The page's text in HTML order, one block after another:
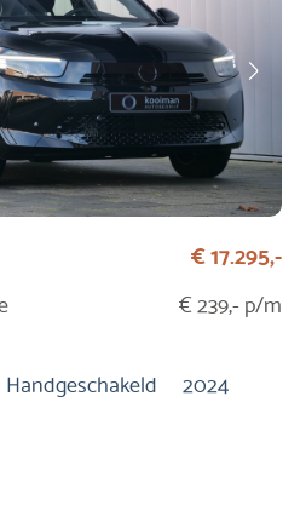
€ 17.295,-
€ 239,- p/m
Handgeschakeld 2024